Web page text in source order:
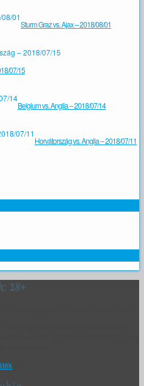
Sturm Graz vs. Ajax – 2018/08/01
07/15
Belgium vs. Anglia – 2018/07/14
Horvátország vs. Anglia – 2018/07/11
18+